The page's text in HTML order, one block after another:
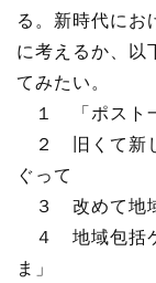
る。新時代にお
に考えるか、以
てみたい。
１ 「ポスト一
２ 旧くて新し
ぐって
３ 改めて地域
４ 地域包括ケ
ま」